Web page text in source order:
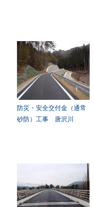
防災・安全交付金（通常
砂防）工事 唐沢川